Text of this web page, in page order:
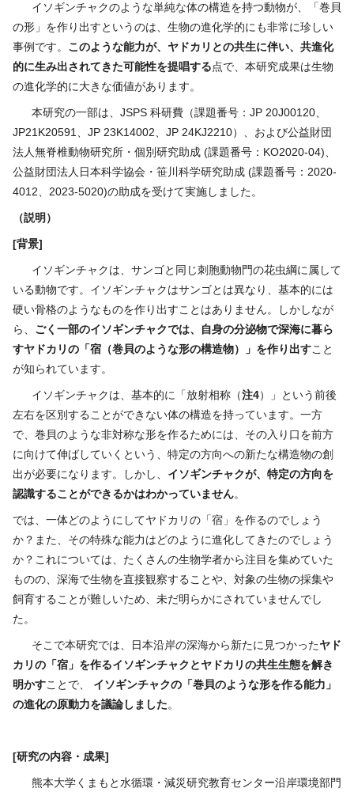
イソギンチャクのような単純な体の構造を持つ動物が、「巻貝
の形」を作り出すというのは、生物の進化学的にも非常に珍しい
事例です。 このような能力が、ヤドカリとの共生に伴い、共進化
的に生み出されてきた可能性を提唱する点で、本研究成果は生物
の進化学的に大きな価値があります。
本研究の一部は、JSPS 科研費（課題番号：JP 20J00120、
JP21K20591、JP 23K14002、JP 24KJ2210）、および公益財団
法人無脊椎動物研究所・個別研究助成 (課題番号：KO2020-04)、
公益財団法人日本科学協会・笹川科学研究助成 (課題番号：2020-
4012、2023-5020)の助成を受けて実施しました。
（説明）
[背景]
イソギンチャクは、サンゴと同じ刺胞動物門の花虫綱に属して
いる動物です。イソギンチャクはサンゴとは異なり、基本的には
硬い骨格のようなものを作り出すことはありません。しかしなが
ら、 ごく一部のイソギンチャクでは、自身の分泌物で深海に暮ら
すヤドカリの「宿 （巻貝のような形の構造物） 」を作り出すこと
が知られています。
イソギンチャクは、基本的に「放射相称（注4）」という前後
左右を区別することができない体の構造を持っています。一方
で、巻貝のような非対称な形を作るためには、その入り口を前方
に向けて伸ばしていくという、特定の方向への新たな構造物の創
出が必要になります。しかし、 イソギンチャクが、特定の方向を
認識することができるかはわかっていません。
では、一体どのようにしてヤドカリの「宿」を作るのでしょう
か？また、その特殊な能力はどのように進化してきたのでしょう
か？これについては、たくさんの生物学者から注目を集めていた
ものの、深海で生物を直接観察することや、対象の生物の採集や
飼育することが難しいため、未だ明らかにされていませんでし
た。
そこで本研究では、日本沿岸の深海から新たに見つかったヤド
カリの「宿」を作るイソギンチャクとヤドカリの共生生態を解き
明かすことで、 イソギンチャクの「巻貝のような形を作る能力」
の進化の原動力を議論しました。
[研究の内容・成果]
熊本大学くまもと水循環・減災研究教育センター沿岸環境部門